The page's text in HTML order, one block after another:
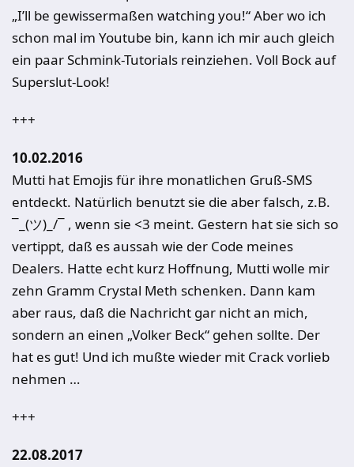
„I’ll be gewissermaßen watching you!“ Aber wo ich
schon mal im Youtube bin, kann ich mir auch gleich
ein paar Schmink-Tutorials reinziehen. Voll Bock auf
Superslut-Look!
+++
10.02.2016
Mutti hat Emojis für ihre monatlichen Gruß-SMS
entdeckt. Natürlich benutzt sie die aber falsch, z.B.
¯_(ツ)_/¯ , wenn sie <3 meint. Gestern hat sie sich so
vertippt, daß es aussah wie der Code meines
Dealers. Hatte echt kurz Hoffnung, Mutti wolle mir
zehn Gramm Crystal Meth schenken. Dann kam
aber raus, daß die Nachricht gar nicht an mich,
sondern an einen „Volker Beck“ gehen sollte. Der
hat es gut! Und ich mußte wieder mit Crack vorlieb
nehmen …
+++
22.08.2017